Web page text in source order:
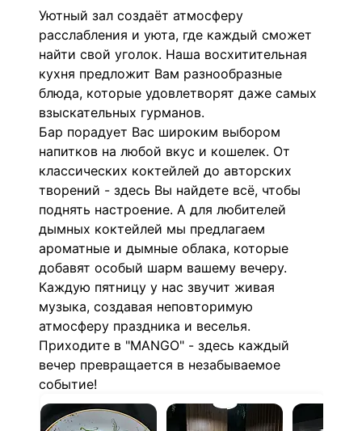
Уютный зал создаёт атмосферу
расслабления и уюта, где каждый сможет
найти свой уголок. Наша восхитительная
кухня предложит Вам разнообразные
блюда, которые удовлетворят даже самых
взыскательных гурманов.
Бар порадует Вас широким выбором
напитков на любой вкус и кошелек. От
классических коктейлей до авторских
творений - здесь Вы найдете всё, чтобы
поднять настроение. А для любителей
дымных коктейлей мы предлагаем
ароматные и дымные облака, которые
добавят особый шарм вашему вечеру.
Каждую пятницу у нас звучит живая
музыка, создавая неповторимую
атмосферу праздника и веселья.
Приходите в "MANGO" - здесь каждый
вечер превращается в незабываемое
событие!